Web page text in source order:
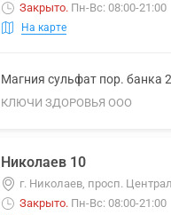
Закрыто. Пн-Вс: 08:00-21:00
На карте
Магния сульфат пор. банка
КЛЮЧИ ЗДОРОВЬЯ ООО
Николаев 10
г. Николаев, просп.
Закрыто. Пн-Вс: 08:00-21:00